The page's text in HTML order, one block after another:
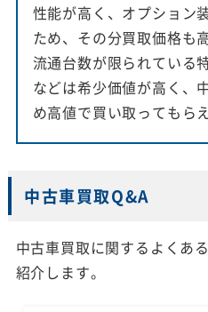
性能が高く、オプション
ため、その分買取価格も
流通台数が限られている
などは希少価値が高く、
め高値で買い取ってもら
中古車買取Q&A
中古車買取に関するよくあ
紹介します。